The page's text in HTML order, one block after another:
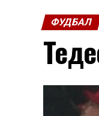
ФУДБАЛ